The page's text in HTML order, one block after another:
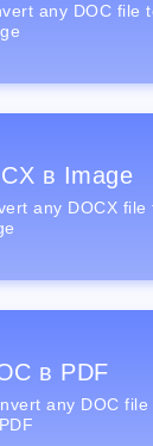
any DOC file
в Image
any DOCX file
в PDF
any DOC file